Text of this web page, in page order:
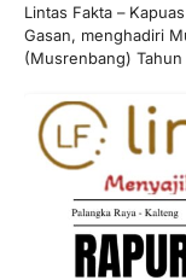
Lintas Fakta –
Gasan, menghadiri
(Musrenbang)